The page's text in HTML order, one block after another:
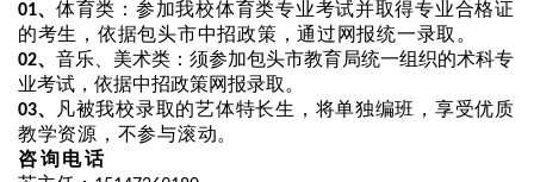
01、 体育类：参加我校体育类专业考试并取得专业合格证
的考生，依据包头市中招政策，通过网报统一录取。
02、 音乐、美术类：须参加包头市教育局统一组织的术科专
业考试，依据中招政策网报录取。
03、
凡被我校录取的艺体特长生，将单独编班，享受优质
教学资源，不参与滚动。
咨询电话